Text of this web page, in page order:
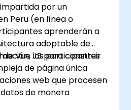
por un
Peru (en línea o
aprenderán a
adoptable de
Vue JS para construir
de página única
los participantes
web que procesen
de manera